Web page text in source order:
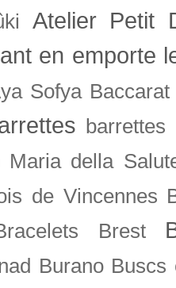
Atelier Petit
en emporte
Sofya Baccarat
barrettes
Maria della
de Vincennes
Brest
Burano Buscs